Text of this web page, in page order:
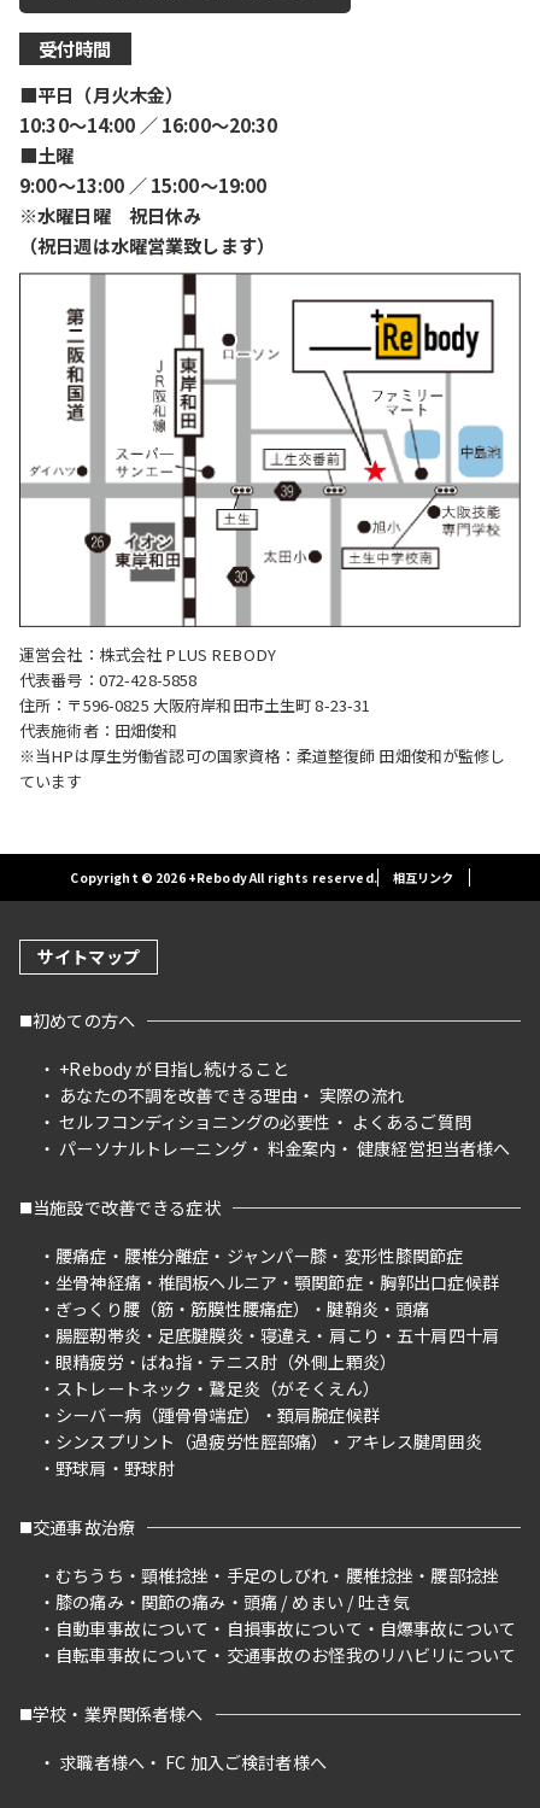
受付時間
■平日（月火木金）
10:30〜14:00 ／ 16:00〜20:30
■土曜
9:00〜13:00 ／ 15:00〜19:00
※水曜日曜 祝日休み
（祝日週は水曜営業致します）
運営会社：株式会社 PLUS REBODY
代表番号：072-428-5858
住所：〒596-0825 大阪府岸和田市土生町 8-23-31
代表施術者：田畑俊和
※当HPは厚生労働省認可の国家資格：柔道整復師 田畑俊和が監修し
ています
Copyright © 2026 +Rebody All rights reserved. 相互リンク
サイトマップ
初めての方へ
+Rebody が目指し続けること
あなたの不調を改善できる理由
実際の流れ
セルフコンディショニングの必要性
よくあるご質問
パーソナルトレーニング
料金案内 健康経営担当者様へ
当施設で改善できる症状
腰痛症
腰椎分離症 ジャンパー膝
変形性膝関節症
坐骨神経痛
椎間板ヘルニア 顎関節症
胸郭出口症候群
ぎっくり腰（筋・筋膜性腰痛症）
腱鞘炎
頭痛
腸脛靭帯炎
足底腱膜炎 寝違え 肩こり
五十肩四十肩
眼精疲労
ばね指
テニス肘（外側上顆炎）
ストレートネック
鵞足炎（がそくえん）
シーバー病（踵骨骨端症）
頚肩腕症候群
シンスプリント（過疲労性脛部痛）
アキレス腱周囲炎
野球肩
野球肘
交通事故治療
むちうち
頸椎捻挫 手足のしびれ 腰椎捻挫
腰部捻挫
膝の痛み
関節の痛み
頭痛 / めまい / 吐き気
自動車事故について
自損事故について
自爆事故について
自転車事故について
交通事故のお怪我のリハビリについて
学校・業界関係者様へ
求職者様へ
FC 加入ご検討者様へ